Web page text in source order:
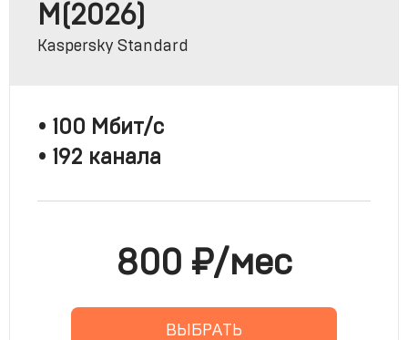
M(2026)
Kaspersky Standard
• 100 Мбит/с
• 192 канала
800 ₽/мес
ВЫБРАТЬ